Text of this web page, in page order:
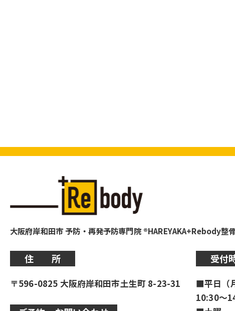
大阪府岸和田市 予防・再発予防専門院 ®HAREYAKA+Rebody整
住 所
〒596-0825 大阪府岸和田市土生町 8-23-31
受付
■平日（
10:30〜